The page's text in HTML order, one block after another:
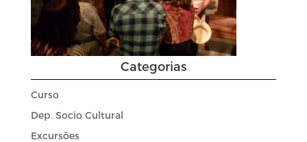
Categorias
Curso
Dep. Socio Cultural
Excursões